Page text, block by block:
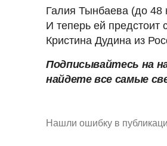
Галия Тынбаева (до 48
И теперь ей предстоит
Кристина Дудина из
Подписывайтесь на
найдете все самые
Нашли ошибку в